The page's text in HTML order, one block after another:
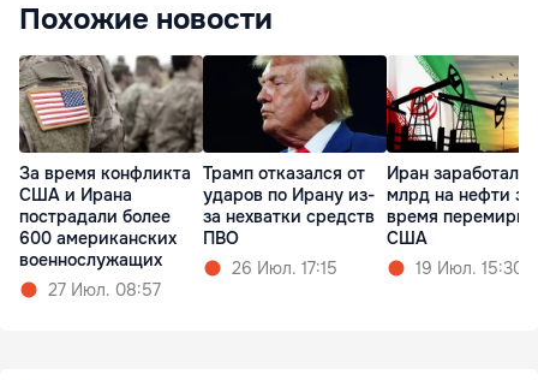
Похожие новости
За время конфликта
США и Ирана
пострадали более
600 американских
военнослужащих
27 Июл. 08:57
Трамп отказался от
ударов по Ирану из-
за нехватки средств
ПВО
26 Июл. 17:15
Иран заработал
млрд на нефти за
время
США
19 Июл. 15:30